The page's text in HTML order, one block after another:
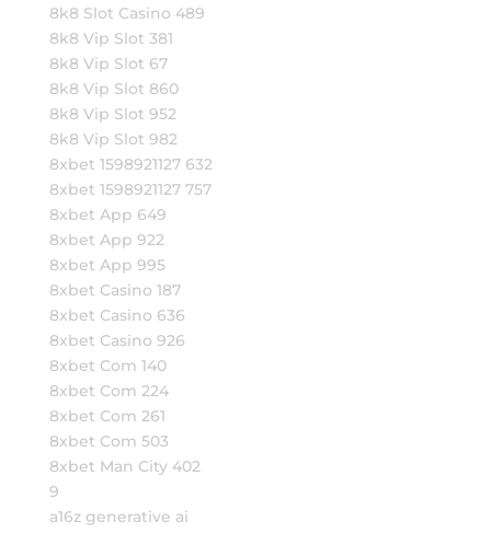
8k8 Slot Casino 489
8k8 Vip Slot 381
8k8 Vip Slot 67
8k8 Vip Slot 860
8k8 Vip Slot 952
8k8 Vip Slot 982
8xbet 1598921127 632
8xbet 1598921127 757
8xbet App 649
8xbet App 922
8xbet App 995
8xbet Casino 187
8xbet Casino 636
8xbet Casino 926
8xbet Com 140
8xbet Com 224
8xbet Com 261
8xbet Com 503
8xbet Man City 402
9
a16z generative ai